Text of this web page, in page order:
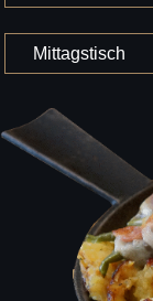
Mittagstisch